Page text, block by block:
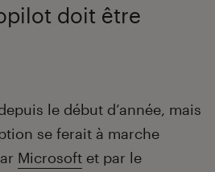
doit être
le début d’année, mais
se ferait à marche
Microsoft et par le